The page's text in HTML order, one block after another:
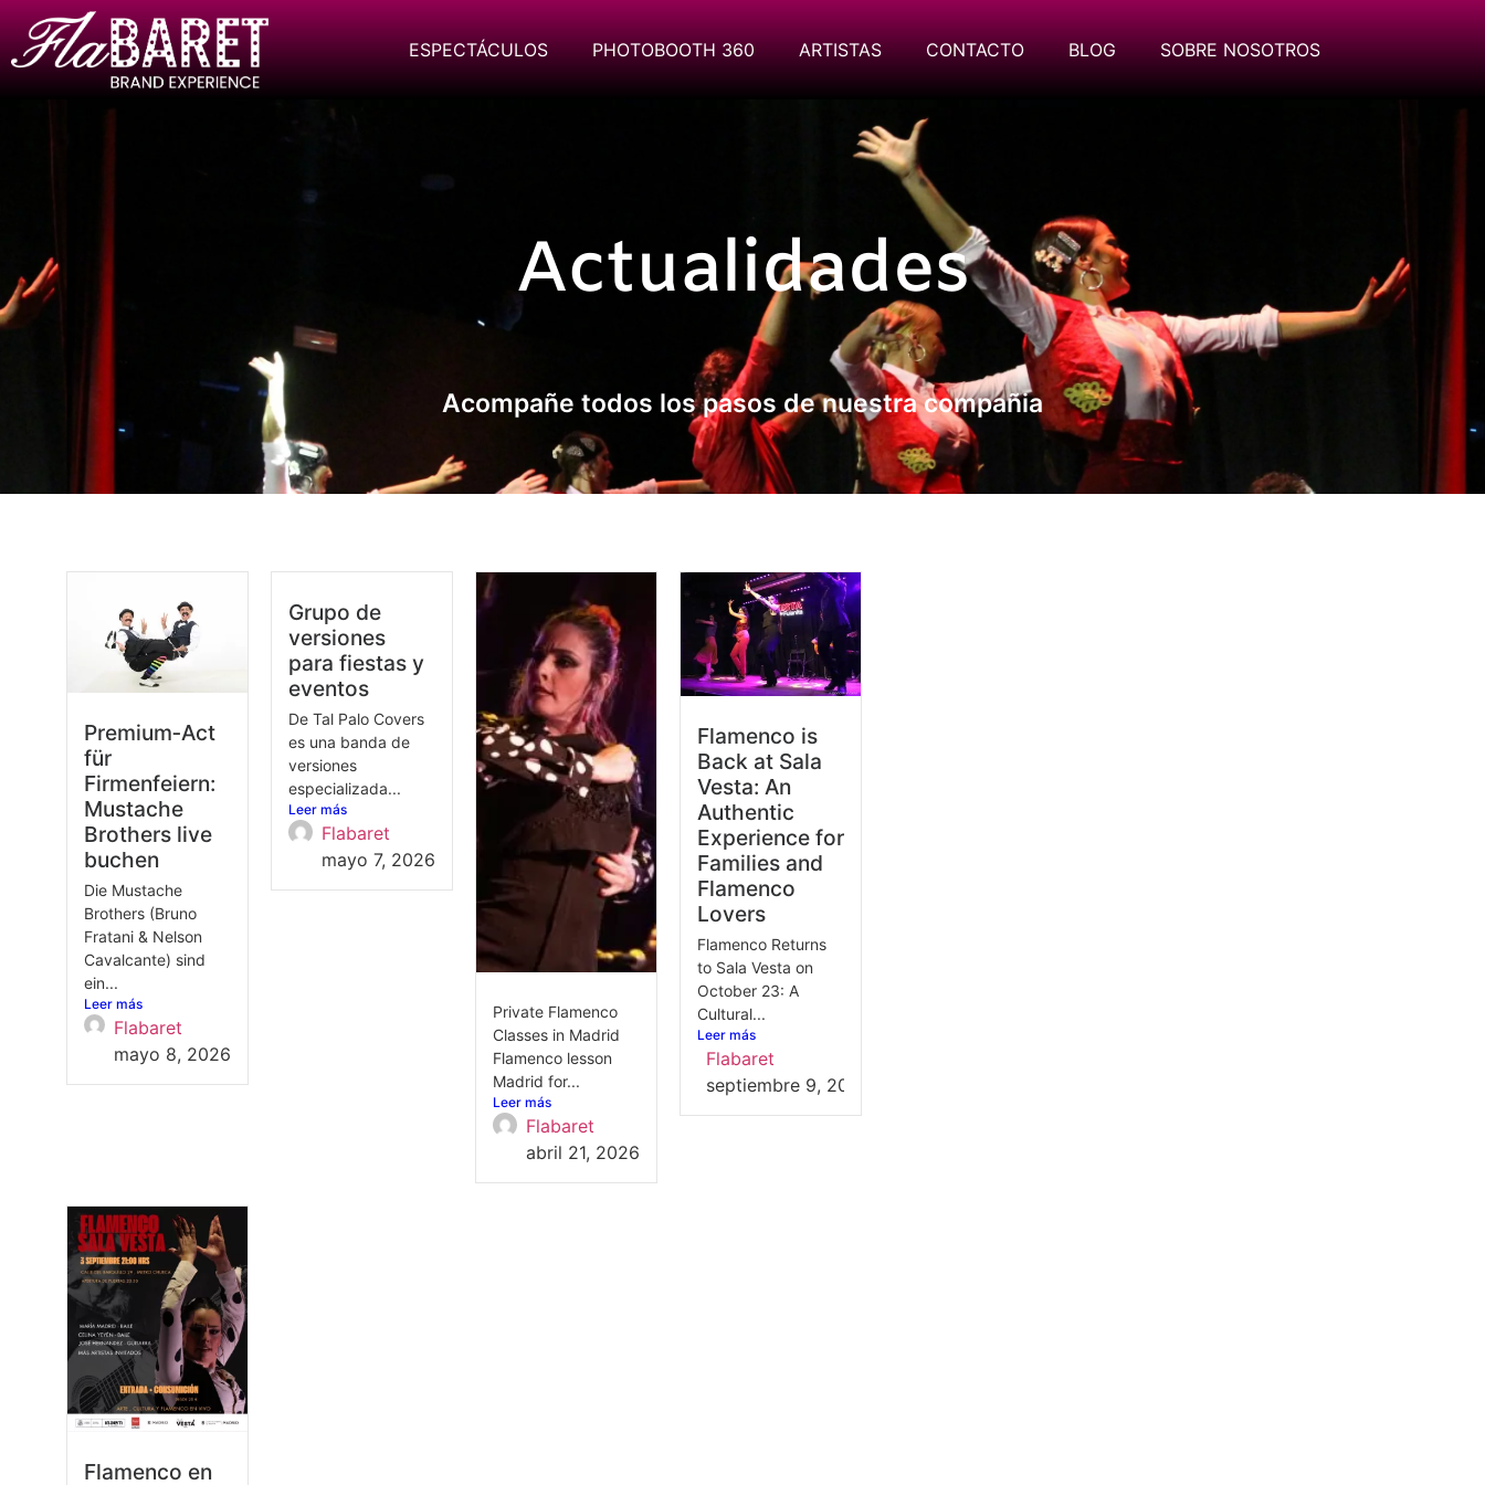
ESPECTÁCULOS PHOTOBOOTH 360 ARTISTAS CONTACTO BLOG SOBRE NOSOTROS
Actualidades
Acompañe todos los pasos de nuestra compañia
Premium‑Act
für
Firmenfeiern:
Mustache
Brothers live
buchen
Die Mustache
Brothers (Bruno
Fratani & Nelson
Cavalcante) sind
ein...
Leer más
Flabaret
mayo 8, 2026
Grupo de
versiones
para fiestas y
eventos
De Tal Palo Covers
es una banda de
versiones
especializada...
Leer más
Flabaret
mayo 7, 2026
Private Flamenco
Classes in Madrid
Flamenco lesson
Madrid for...
Leer más
Flabaret
abril 21, 2026
Flamenco is
Back at Sala
Vesta: An
Authentic
Experience for
Families and
Flamenco
Lovers
Flamenco Returns
to Sala Vesta on
October 23: A
Cultural...
Leer más
Flabaret
septiembre 9, 2025
Flamenco en